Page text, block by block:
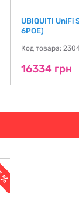
UBIQUITI UniFi
6POE)
Код товара:
16334 грн